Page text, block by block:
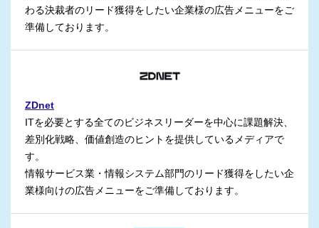
わる決裁者のリード獲得をしたい企業様の広告メニューをご
準備しております。
ZDnet
ITを必要とする全てのビジネスリーダーを中心に課題解決、
差別化戦略、価値創造のヒントを提供しているメディアで
す。
情報サービス業・情報システム部門のリード獲得をしたい企
業様向けの広告メニューをご準備しております。